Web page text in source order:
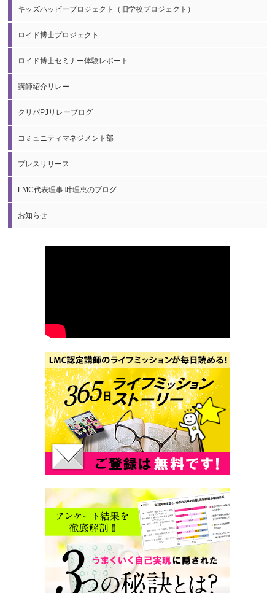
キッズハッピープロジェクト（旧学校プロジェクト）
ロイド博士プロジェクト
ロイド博士セミナー体験レポート
講師紹介リレー
クリパPJリレーブログ
コミュニティマネジメント部
プレスリリース
LMC代表理事 叶理恵のブログ
お知らせ